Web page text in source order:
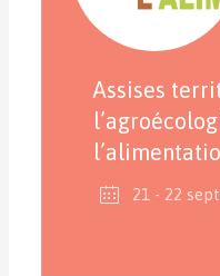
Assises
21 - 22